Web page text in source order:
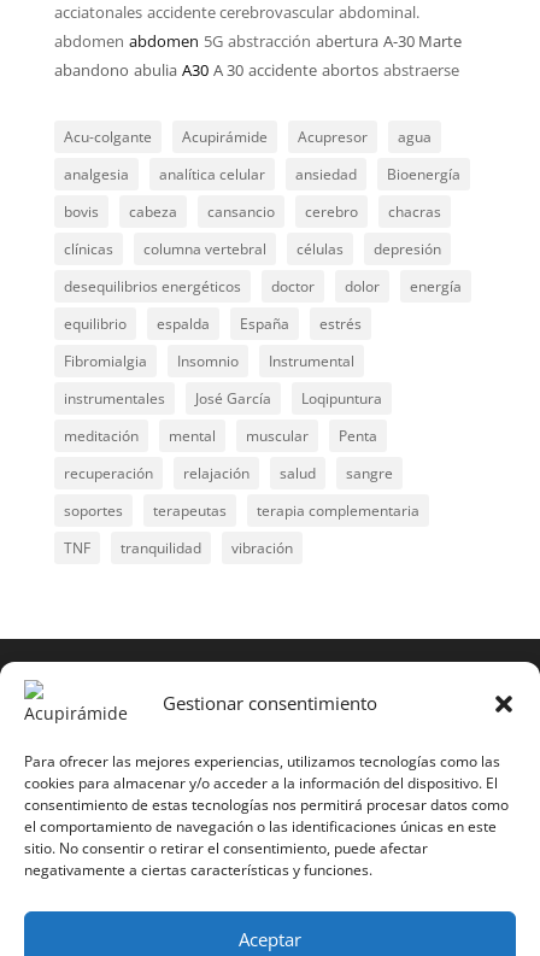
Gestionar consentimiento
Para ofrecer las mejores experiencias, utilizamos tecnologías como las
cookies para almacenar y/o acceder a la información del dispositivo. El
consentimiento de estas tecnologías nos permitirá procesar datos como
el comportamiento de navegación o las identificaciones únicas en este
sitio. No consentir o retirar el consentimiento, puede afectar
negativamente a ciertas características y funciones.
Aceptar
acciatonales accidente cerebrovascular abdominal.
abdomen abdomen 5G abstracción abertura A-30 Marte
abandono abulia A30 A 30 accidente abortos abstraerse
Acu-colgante Acupirámide Acupresor
agua
analgesia
analítica celular ansiedad
Bioenergía
bovis
cabeza cansancio cerebro
chacras
clínicas
columna vertebral células
depresión
desequilibrios energéticos
doctor dolor
energía
equilibrio
espalda España
estrés
Fibromialgia
Insomnio
Instrumental
instrumentales
José García
Loqipuntura
meditación
mental muscular
Penta
recuperación
relajación salud
sangre
soportes
terapeutas
terapia complementaria
TNF
tranquilidad vibración
reservados
estas páginas o parte de ellas, necesita pedir
autorización por escrito a Mario Gil Sánchez.
Todos los instrumentales están PATENTADOS.
Web inaugurada en 2002 (última actualización en
Política de Privacidad